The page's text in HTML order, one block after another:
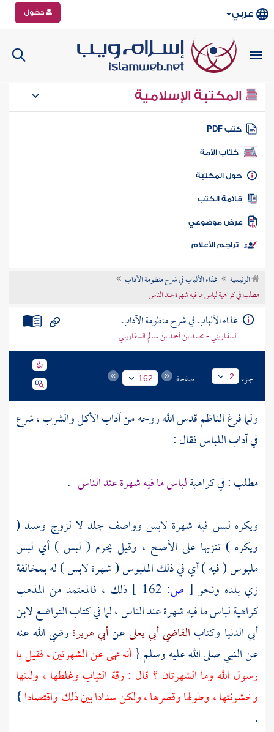
عربي دخول
المكتبة الإسلامية
كتب PDF
كتاب الأمة
المكتبة
الكتب
موضوعي
تراجم الأعلام
الرئيسية
غذاء الألباب في شرح منظومة الآداب
مطلب في كراهية لباس ما فيه شهرة عند الناس
غذاء الألباب في شرح منظومة الآداب
السفاريني - محمد بن أحمد بن سالم السفاريني
جزء 2 صفحة 162
ولما فرغالناظمقدس الله روحه من آداب الأكل والشرب ، شرع
في آداب اللباس فقال :
مطلب : في كراهيةلباس ما فيه شهرة عند الناس .
ويكره لبس فيه شهرة لابس وواصف جلد لا لزوج وسيد (
ويكره ) تنزيها على الأصح ، وقيل يحرم ( لبس ) أي لبس
ملبوس ( فيه ) أي في ذلك الملبوس ( شهرة لابس ) له بمخالفة
زي بلده ونحو [ ص:
ذلك ، فالمعتمد من المذهب
كراهية لباس ما فيه شهرة عند الناس ، لما في كتاب التواضعلابن
أبي الدنيا وكتاب القاضي أبي يعلىعنأبي هريرةرضي الله عنه
عن النبي صلى الله عليه وسلم {أنه نهى عن الشهرتين ، فقيل يا
رسول الله وما الشهرتان ؟ قال : رقة الثياب وغلظها ، ولينها
وخشونتها ، وطولها وقصرها ، ولكن سدادا بين ذلك واقتصادا}
.